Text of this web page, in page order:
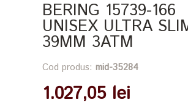
BERING 15739-166
UNISEX ULTRA
39MM 3ATM
Cod produs: mid-35284
1.027,05 lei